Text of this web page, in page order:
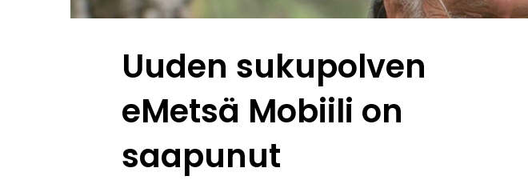
Uuden sukupolven
eMetsä Mobiili on
saapunut